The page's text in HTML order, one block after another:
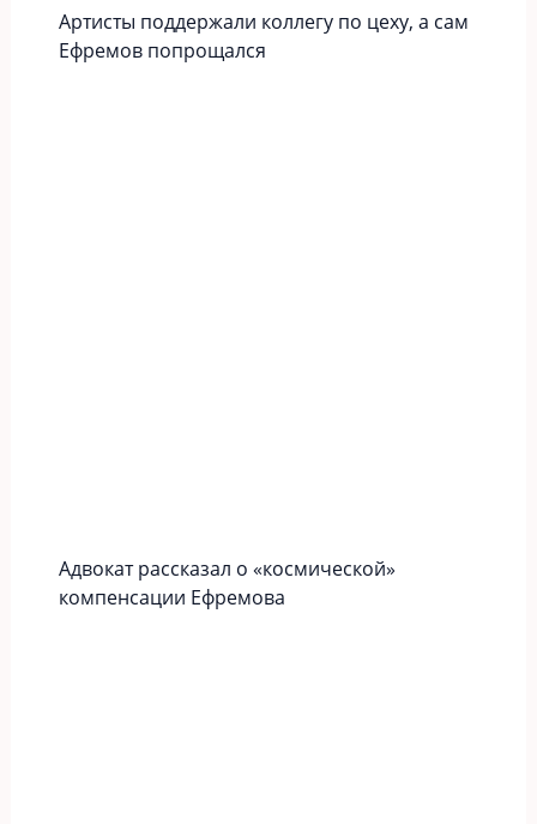
Артисты поддержали коллегу по цеху, а сам
Ефремов попрощался
Адвокат рассказал о «космической»
компенсации Ефремова